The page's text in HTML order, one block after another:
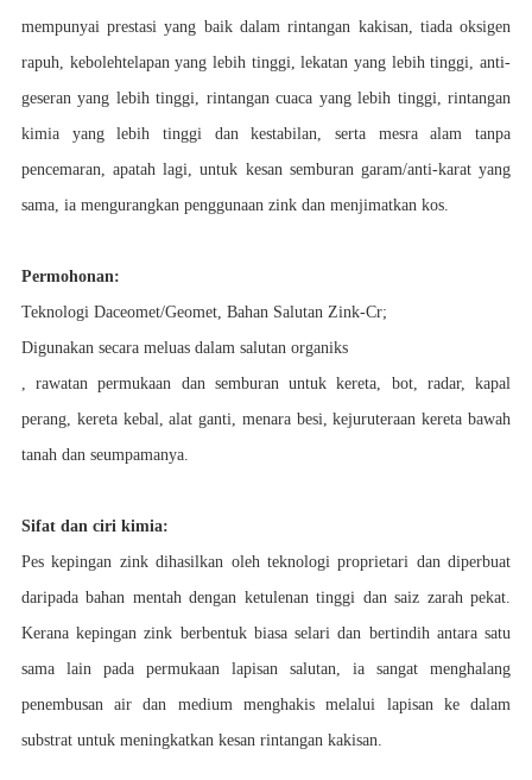
mempunyai prestasi yang baik dalam rintangan kakisan, tiada oksigen
rapuh, kebolehtelapan yang lebih tinggi, lekatan yang lebih tinggi, anti-
geseran yang lebih tinggi, rintangan cuaca yang lebih tinggi, rintangan
kimia yang lebih tinggi dan kestabilan, serta mesra alam tanpa
pencemaran, apatah lagi, untuk kesan semburan garam/anti-karat yang
sama, ia mengurangkan penggunaan zink dan menjimatkan kos.
Permohonan:
Teknologi Daceomet/Geomet, Bahan Salutan Zink-Cr;
Digunakan secara meluas dalam salutan organiks
, rawatan permukaan dan semburan untuk kereta, bot, radar, kapal
perang, kereta kebal, alat ganti, menara besi, kejuruteraan kereta bawah
tanah dan seumpamanya.
Sifat dan ciri kimia:
Pes kepingan zink dihasilkan oleh teknologi proprietari dan diperbuat
daripada bahan mentah dengan ketulenan tinggi dan saiz zarah pekat.
Kerana kepingan zink berbentuk biasa selari dan bertindih antara satu
sama lain pada permukaan lapisan salutan, ia sangat menghalang
penembusan air dan medium menghakis melalui lapisan ke dalam
substrat untuk meningkatkan kesan rintangan kakisan.